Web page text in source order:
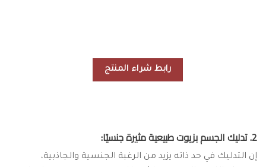
رابط شراء المنتج
2. تدليك الجسم بزيوت طبيعية مثيرة جنسيًا:
إن التدليك في حد ذاته يزيد من الرغبة الجنسية والجاذبية،